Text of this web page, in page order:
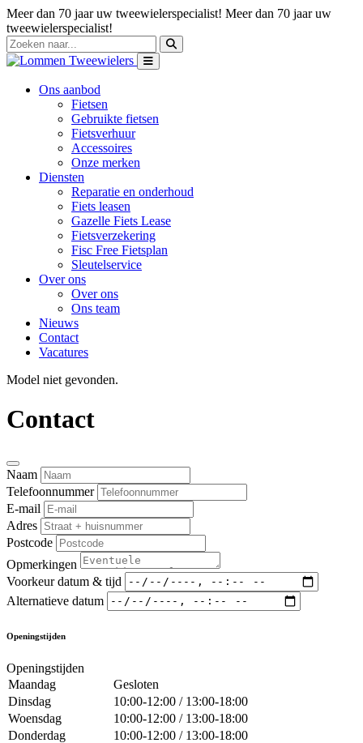
Meer dan 70 jaar uw tweewielerspecialist! Meer dan 70 jaar uw
tweewielerspecialist!
Ons aanbod
Fietsen
Gebruikte fietsen
Fietsverhuur
Accessoires
Onze merken
Diensten
Reparatie en onderhoud
Fiets leasen
Gazelle Fiets Lease
Fietsverzekering
Fisc Free Fietsplan
Sleutelservice
Over ons
Over ons
Ons team
Nieuws
Contact
Vacatures
Model niet gevonden.
Contact
Naam
Telefoonnummer
E-mail
Adres
Postcode
Opmerkingen
Voorkeur datum & tijd
Alternatieve datum
Openingstijden
Openingstijden
Maandag
Gesloten
Dinsdag
10:00-12:00 / 13:00-18:00
Woensdag
10:00-12:00 / 13:00-18:00
Donderdag
10:00-12:00 / 13:00-18:00